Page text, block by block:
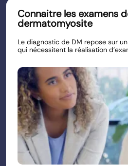
Connaitre les examens
dermatomyosite
Le diagnostic de DM repose sur
qui nécessitent la réalisation